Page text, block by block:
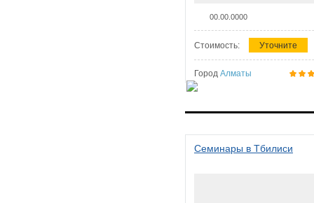
00.00.0000
Стоимость: Уточните
Город Алматы
Семинары в Тбилиси